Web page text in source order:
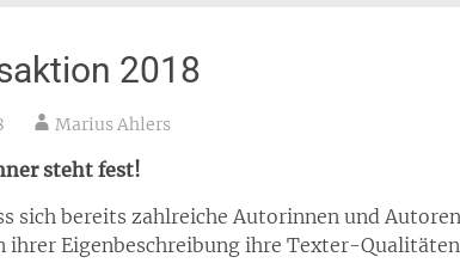
2018
Marius Ahlers
steht fest!
sich bereits zahlreiche Autorinnen und
ihrer Eigenbeschreibung ihre Texter-